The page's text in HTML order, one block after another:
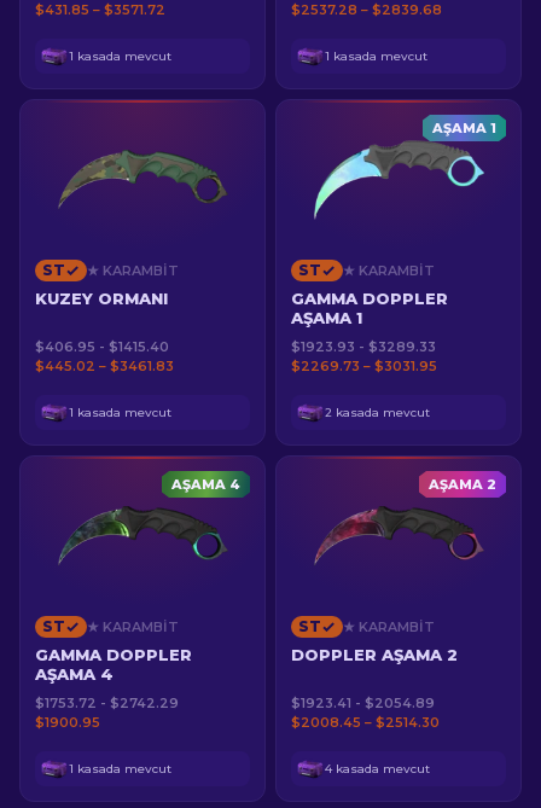
$431.85 – $3571.72
1 kasada mevcut
$2537.28 – $2839.68
1 kasada mevcut
ST ★ KARAMBIT
KUZEY ORMANI
$406.95 - $1415.40
$445.02 – $3461.83
1 kasada mevcut
AŞAMA 1
ST ★ KARAMBIT
GAMMA DOPPLER
AŞAMA 1
$1923.93 - $3289.33
$2269.73 – $3031.95
2 kasada mevcut
AŞAMA 4
ST ★ KARAMBIT
GAMMA DOPPLER
AŞAMA 4
$1753.72 - $2742.29
$1900.95
1 kasada mevcut
AŞAMA 2
ST ★ KARAMBIT
DOPPLER AŞAMA 2
$1923.41 - $2054.89
$2008.45 – $2514.30
4 kasada mevcut